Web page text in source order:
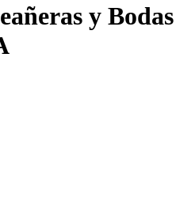
y Bodas